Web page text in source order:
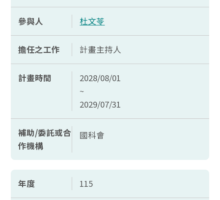
參與人 杜文苓
擔任之工作 計畫主持人
計畫時間
2028/08/01
~
2029/07/31
補助/委託或合
作機構
國科會
年度 115